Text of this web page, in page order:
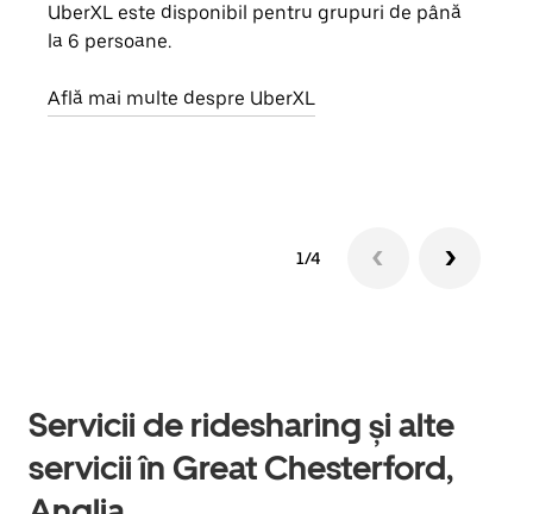
UberXL este disponibil pentru grupuri de până
la 6 persoane.
Află mai multe despre UberXL
1/4
Servicii de ridesharing și alte
servicii în Great Chesterford,